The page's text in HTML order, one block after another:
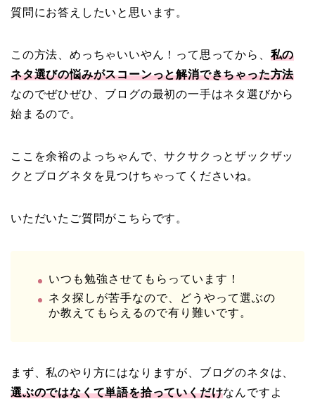
質問にお答えしたいと思います。
この方法、めっちゃいいやん！って思ってから、 私の
ネタ選びの悩みがスコーンっと解消できちゃった方法
なのでぜひぜひ、ブログの最初の一手はネタ選びから
始まるので。
ここを余裕のよっちゃんで、サクサクっとザックザッ
クとブログネタを見つけちゃってくださいね。
いただいたご質問がこちらです。
いつも勉強させてもらっています！
ネタ探しが苦手なので、どうやって選ぶの
か教えてもらえるので有り難いです。
まず、私のやり方にはなりますが、ブログのネタは、
選ぶのではなくて単語を拾っていくだけなんですよ